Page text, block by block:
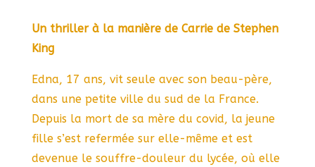
Un thriller à la manière de Carrie de Stephen
King
Edna, 17 ans, vit seule avec son beau-père,
dans une petite ville du sud de la France.
Depuis la mort de sa mère du covid, la jeune
fille s’est refermée sur elle-même et est
devenue le souffre-douleur du lycée, où elle